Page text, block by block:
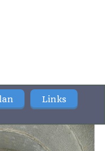
Links